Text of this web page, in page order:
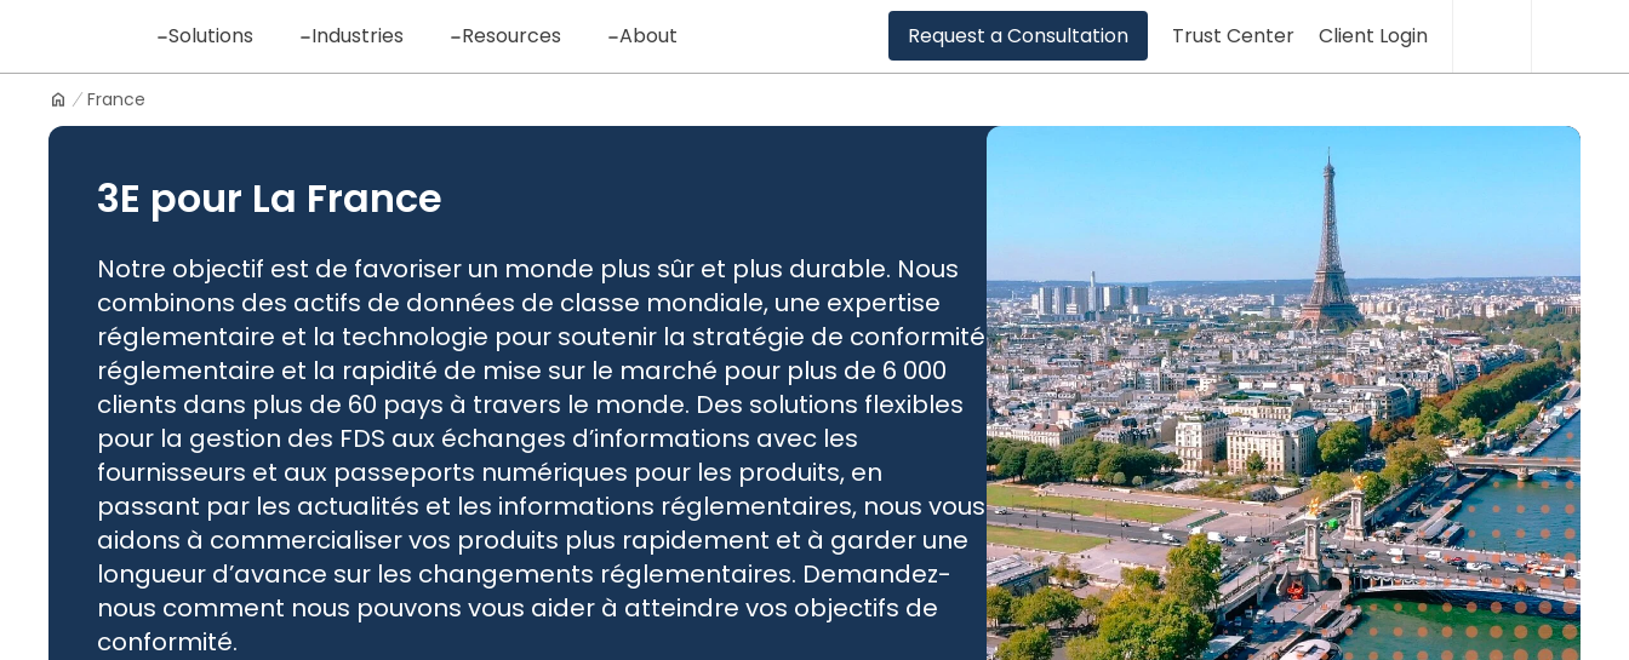
content
Logo
Solutions Industries Resources About Client Login
Trust Center
Request a Consultation
France
3E pour La France
Notre objectif est de favoriser un monde plus sûr et plus durable. Nous
combinons des actifs de données de classe mondiale, une expertise
réglementaire et la technologie pour soutenir la stratégie de conformité
réglementaire et la rapidité de mise sur le marché pour plus de 6 000
clients dans plus de 60 pays à travers le monde. Des solutions flexibles
pour la gestion des FDS aux échanges d’informations avec les
fournisseurs et aux passeports numériques pour les produits, en
passant par les actualités et les informations réglementaires, nous vous
aidons à commercialiser vos produits plus rapidement et à garder une
longueur d’avance sur les changements réglementaires. Demandez-
nous comment nous pouvons vous aider à atteindre vos objectifs de
conformité.